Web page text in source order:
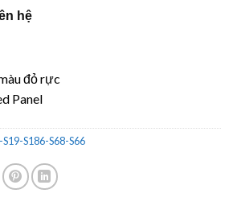
hệ
đỏ rực
Panel
S186-S68-S66